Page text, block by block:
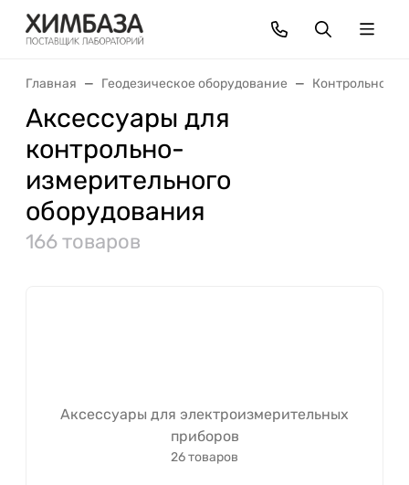
Главная Геодезическое оборудование Контрольно-
Аксессуары для
контрольно-
измерительного
оборудования
166 товаров
Аксессуары для электроизмерительных
приборов
26 товаров